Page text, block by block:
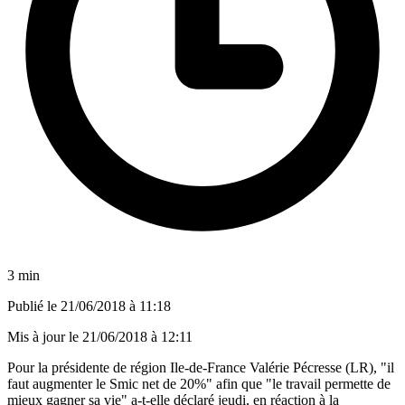
3 min
Publié le 21/06/2018 à 11:18
Mis à jour le 21/06/2018 à 12:11
Pour la présidente de région Ile-de-France Valérie Pécresse (LR), "il
faut augmenter le Smic net de 20%" afin que "le travail permette de
mieux gagner sa vie" a-t-elle déclaré jeudi, en réaction à la